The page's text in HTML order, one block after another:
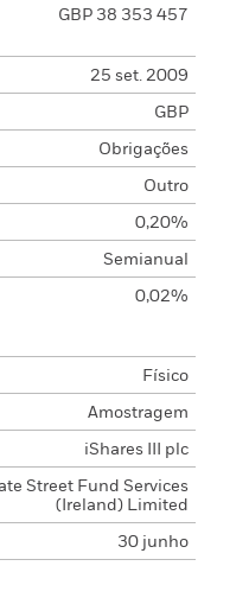
GBP 38 353 457
25 set. 2009
GBP
Obrigações
Outro
0,20%
Semianual
0,02%
Físico
Amostragem
iShares III plc
Street Fund Services
(Ireland) Limited
30 junho